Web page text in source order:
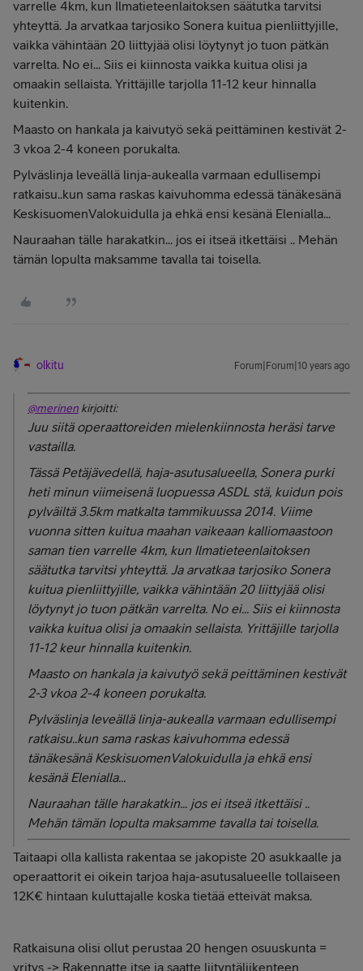
varrelle 4km, kun Ilmatieteenlaitoksen säätutka tarvitsi
yhteyttä. Ja arvatkaa tarjosiko Sonera kuitua pienliittyjille,
vaikka vähintään 20 liittyjää olisi löytynyt jo tuon pätkän
varrelta. No ei... Siis ei kiinnosta vaikka kuitua olisi ja
omaakin sellaista. Yrittäjille tarjolla 11-12 keur hinnalla
kuitenkin.
Maasto on hankala ja kaivutyö sekä peittäminen kestivät 2-
3 vkoa 2-4 koneen porukalta.
Pylväslinja leveällä linja-aukealla varmaan edullisempi
ratkaisu..kun sama raskas kaivuhomma edessä tänäkesänä
KeskisuomenValokuidulla ja ehkä ensi kesänä Elenialla...
Nauraahan tälle harakatkin... jos ei itseä itkettäisi .. Mehän
tämän lopulta maksamme tavalla tai toisella.
olkitu Forum|Forum|10 years ago
@merinen kirjoitti:
Juu siitä operaattoreiden mielenkiinnosta heräsi tarve
vastailla.
Tässä Petäjävedellä, haja-asutusalueella, Sonera purki
heti minun viimeisenä luopuessa ASDL stä, kuidun pois
pylväiltä 3.5km matkalta tammikuussa 2014. Viime
vuonna sitten kuitua maahan vaikeaan kalliomaastoon
saman tien varrelle 4km, kun Ilmatieteenlaitoksen
säätutka tarvitsi yhteyttä. Ja arvatkaa tarjosiko Sonera
kuitua pienliittyjille, vaikka vähintään 20 liittyjää olisi
löytynyt jo tuon pätkän varrelta. No ei... Siis ei kiinnosta
vaikka kuitua olisi ja omaakin sellaista. Yrittäjille tarjolla
11-12 keur hinnalla kuitenkin.
Maasto on hankala ja kaivutyö sekä peittäminen kestivät
2-3 vkoa 2-4 koneen porukalta.
Pylväslinja leveällä linja-aukealla varmaan edullisempi
ratkaisu..kun sama raskas kaivuhomma edessä
tänäkesänä KeskisuomenValokuidulla ja ehkä ensi
kesänä Elenialla...
Nauraahan tälle harakatkin... jos ei itseä itkettäisi ..
Mehän tämän lopulta maksamme tavalla tai toisella.
Taitaapi olla kallista rakentaa se jakopiste 20 asukkaalle ja
operaattorit ei oikein tarjoa haja-asutusalueelle tollaiseen
12K€ hintaan kuluttajalle koska tietää etteivät maksa.
Ratkaisuna olisi ollut perustaa 20 hengen osuuskunta =
yritys -> Rakennatte itse ja saatte liityntäliikenteen